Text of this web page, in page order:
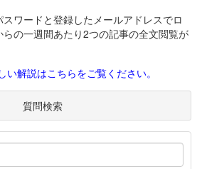
ワードと登録したメールアドレスでロ
の一週間あたり2つの記事の全文閲覧が
い解説はこちらをご覧ください。
質問検索